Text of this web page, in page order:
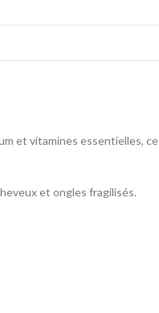
et vitamines essentielles, ce
et ongles fragilisés.